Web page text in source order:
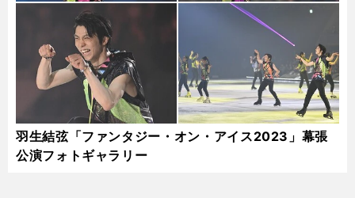
羽生結弦「ファンタジー・オン・アイス2023」幕張
公演フォトギャラリー